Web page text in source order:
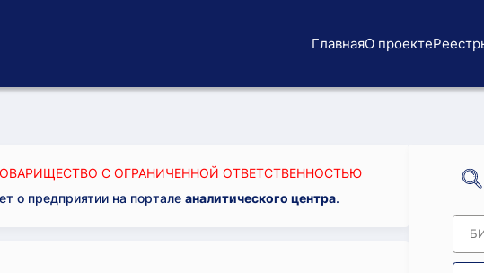
ГлавнаяО проекте
С ОГРАНИЧЕННОЙ ОТВЕТСТВЕННОСТЬЮ
о предприятии на портале аналитического центра.